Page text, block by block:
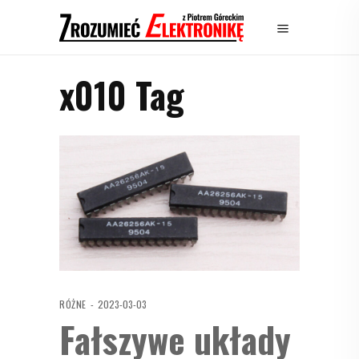
x010 Tag
RÓŻNE 2023-03-03
Fałszywe układy